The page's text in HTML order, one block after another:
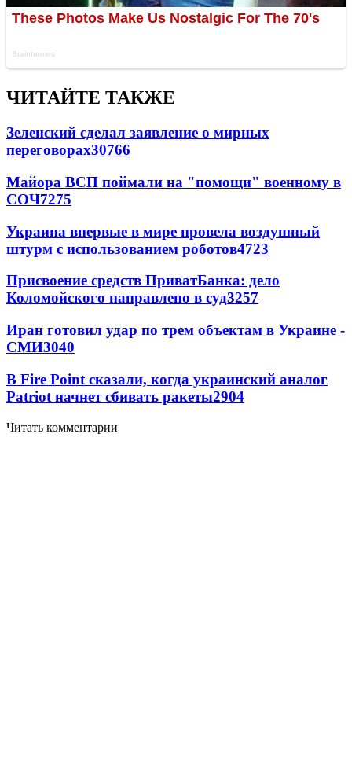
ЧИТАЙТЕ ТАКЖЕ
Зеленский сделал заявление о мирных
переговорах30766
Майора ВСП поймали на "помощи" военному в
СОЧ7275
Украина впервые в мире провела воздушный
штурм с использованием роботов4723
Присвоение средств ПриватБанка: дело
Коломойского направлено в суд3257
Иран готовил удар по трем объектам в Украине -
СМИ3040
В Fire Point сказали, когда украинский аналог
Patriot начнет сбивать ракеты2904
Читать комментарии